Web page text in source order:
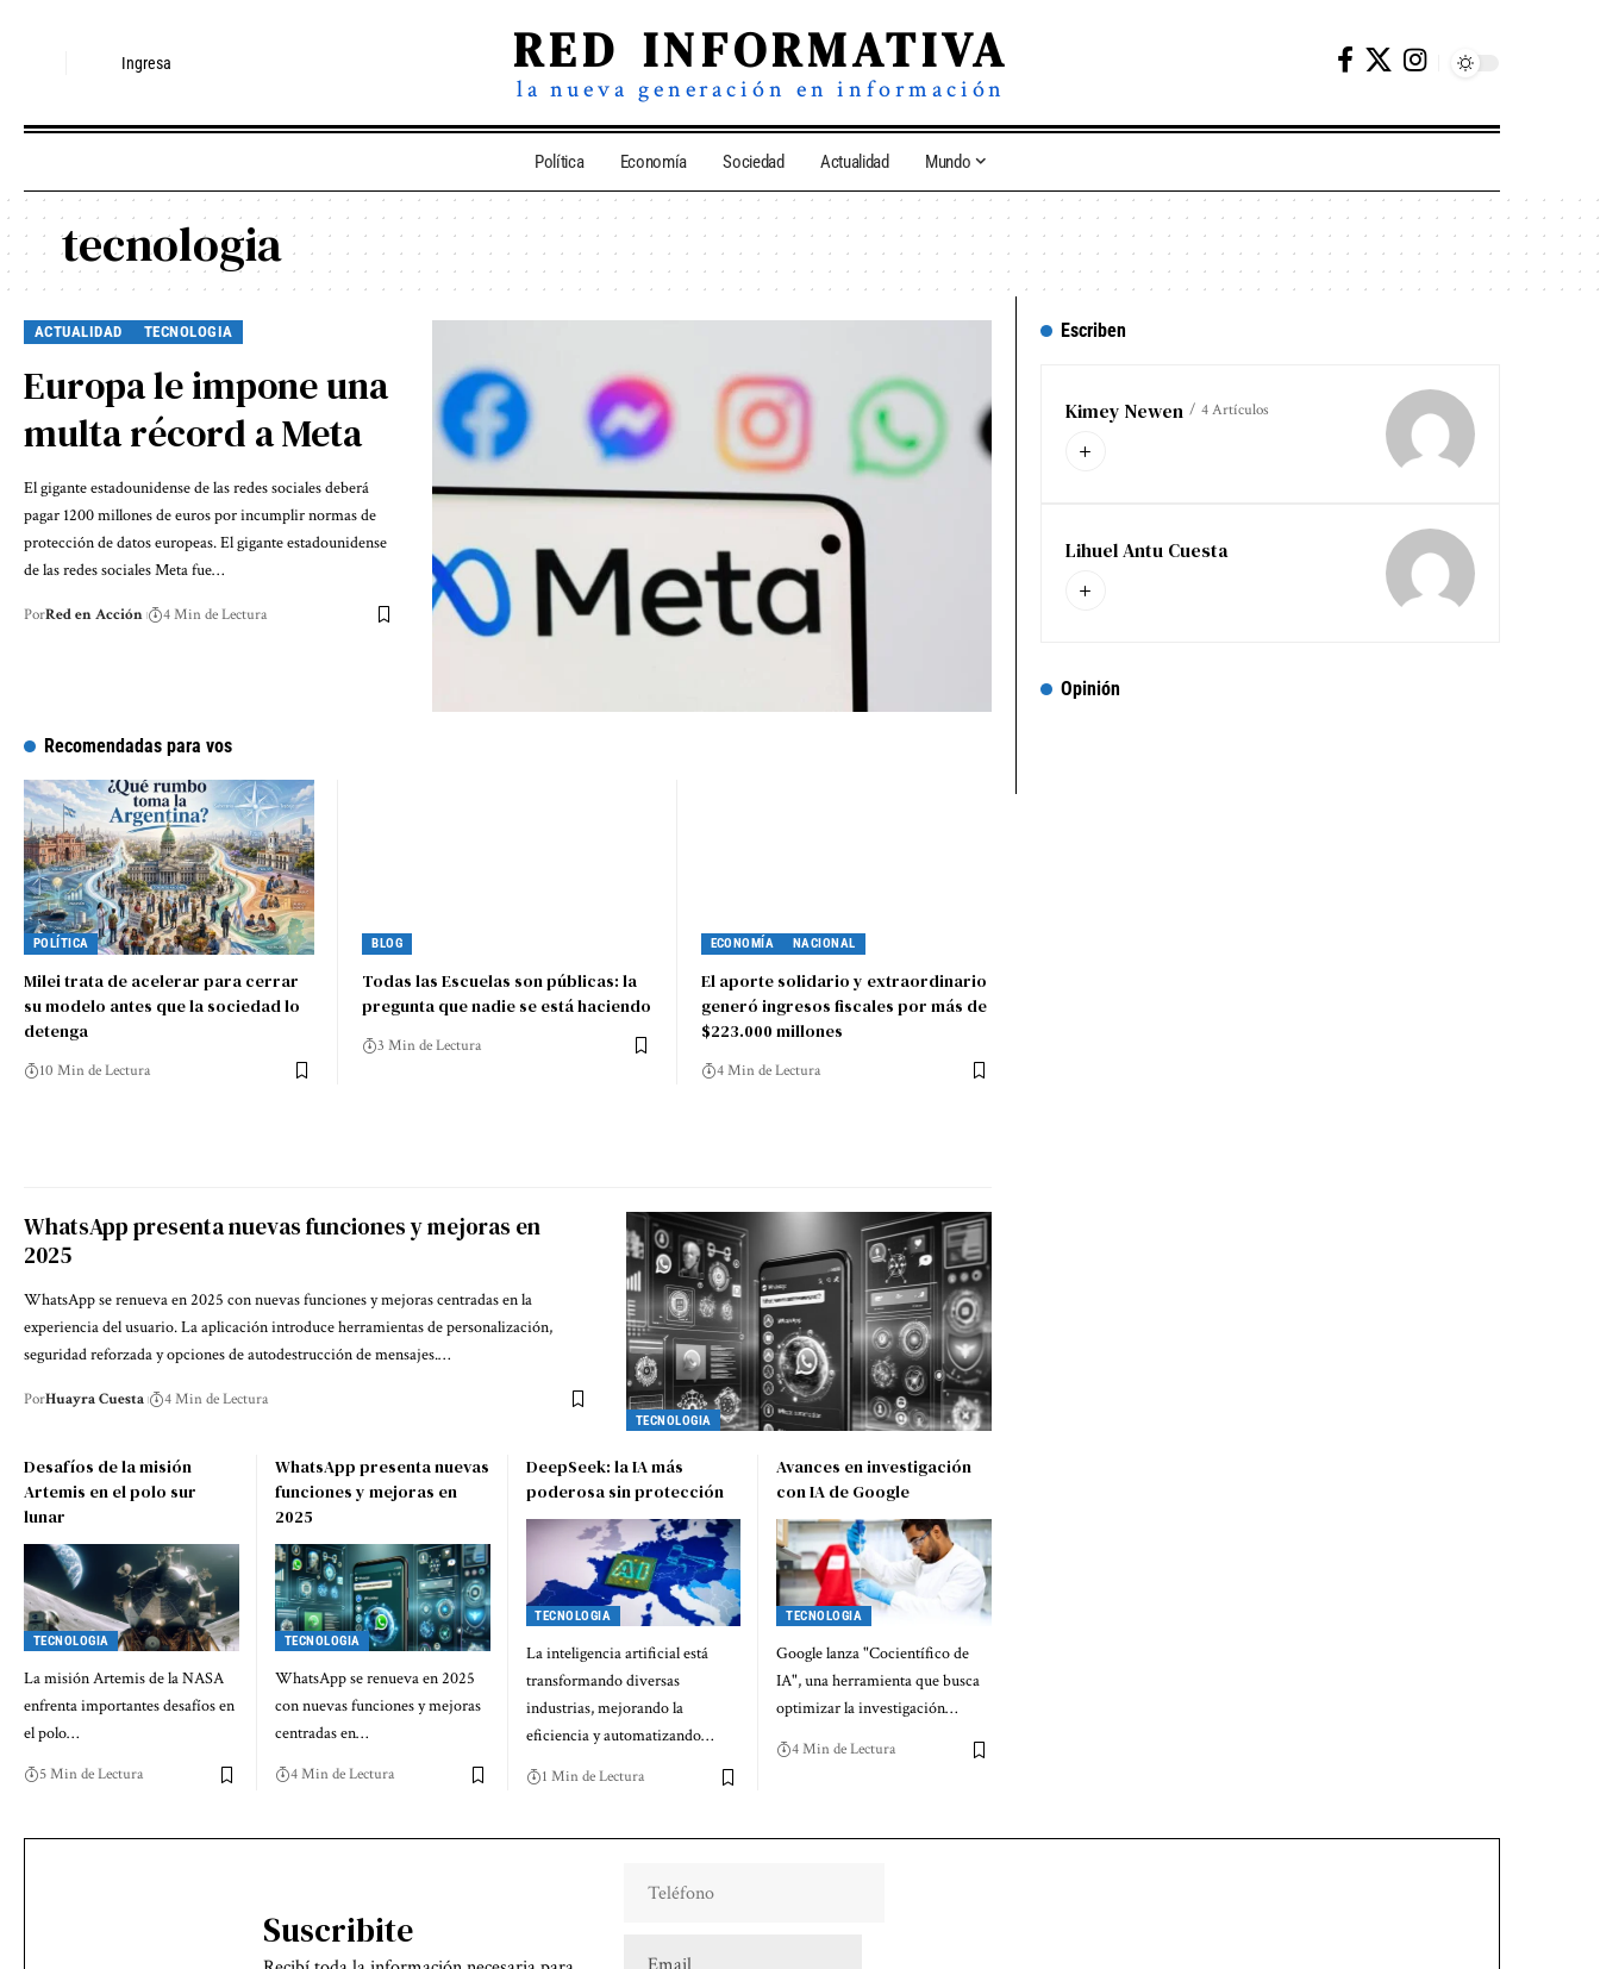
Ingresa RED INFORMATIVA
la nueva generación en información
Política Economía Sociedad Actualidad Mundo
tecnologia
ACTUALIDAD TECNOLOGIA
Europa le impone una
multa récord a Meta
El gigante estadounidense de las redes sociales deberá
pagar 1200 millones de euros por incumplir normas de
protección de datos europeas. El gigante estadounidense
de las redes sociales Meta fue…
PorRed en Acción 4 Min de Lectura
Recomendadas para vos
POLÍTICA
Milei trata de acelerar para cerrar
su modelo antes que la sociedad lo
detenga
10 Min de Lectura
BLOG
Todas las Escuelas son públicas: la
pregunta que nadie se está haciendo
3 Min de Lectura
ECONOMÍA NACIONAL
El aporte solidario y extraordinario
generó ingresos fiscales por más de
$223.000 millones
4 Min de Lectura
TECNOLOGIA
WhatsApp presenta nuevas funciones y mejoras en
2025
WhatsApp se renueva en 2025 con nuevas funciones y mejoras centradas en la
experiencia del usuario. La aplicación introduce herramientas de personalización,
seguridad reforzada y opciones de autodestrucción de mensajes.…
PorHuayra Cuesta 4 Min de Lectura
Desafíos de la misión
Artemis en el polo sur
lunar
TECNOLOGIA
La misión Artemis de la NASA
enfrenta importantes desafíos en
el polo…
5 Min de Lectura
WhatsApp presenta nuevas
funciones y mejoras en
2025
TECNOLOGIA
WhatsApp se renueva en 2025
con nuevas funciones y mejoras
centradas en…
4 Min de Lectura
DeepSeek: la IA más
poderosa sin protección
TECNOLOGIA
La inteligencia artificial está
transformando diversas
industrias, mejorando la
eficiencia y automatizando…
1 Min de Lectura
Avances en investigación
con IA de Google
TECNOLOGIA
Google lanza "Cocientífico de
IA", una herramienta que busca
optimizar la investigación…
4 Min de Lectura
Escriben
Kimey Newen 4 Artículos
Lihuel Antu Cuesta
Opinión
Suscribite